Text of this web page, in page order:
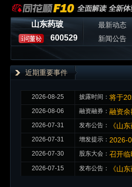
山东药玻
600529
最新动态
新闻公告
近期重要事件
2026-08-25 披露时间： 将于
2026-08-06 融资融券： 融资
2026-07-31 发布公告： 《山
2026-07-31 增发提示： 2026-
2026-07-30 股东大会： 召开
2026-07-15 发布公告： 《山